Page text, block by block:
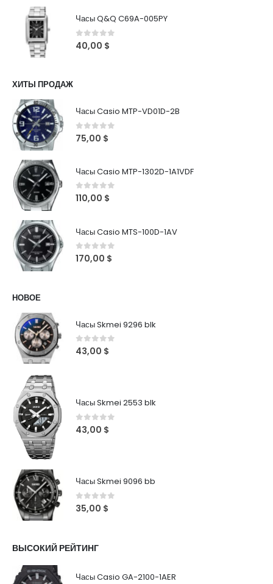
Часы Q&Q C69A-005PY
0 out of 5
40,00 $
ХИТЫ ПРОДАЖ
Часы Casio MTP-VD01D-2B
0out of 5
75,00 $
Часы Casio MTP-1302D-1A1VDF
0out of 5
110,00 $
Часы Casio MTS-100D-1AV
0out of 5
170,00 $
НОВОЕ
Часы Skmei 9296 blk
0 out of 5
43,00 $
Часы Skmei 2553 blk
0 out of 5
43,00 $
Часы Skmei 9096 bb
0out of 5
35,00 $
ВЫСОКИЙ РЕЙТИНГ
Часы Casio GA-2100-1AER